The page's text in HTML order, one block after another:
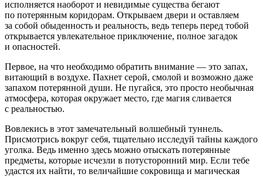
исполняется наоборот и невидимые существа бегают
по потерянным коридорам. Открываем двери и оставляем
за собой обыденность и реальность, ведь теперь перед тобой
открывается увлекательное приключение, полное загадок
и опасностей.
Первое, на что необходимо обратить внимание — это запах,
витающий в воздухе. Пахнет серой, смолой и возможно даже
запахом потерянной души. Не пугайся, это просто необычная
атмосфера, которая окружает место, где магия сливается
с реальностью.
Вовлекись в этот замечательный волшебный туннель.
Присмотрись вокруг себя, тщательно исследуй тайны каждого
уголка. Ведь именно здесь можно отыскать потерянные
предметы, которые исчезли в потусторонний мир. Если тебе
удастся их найти, то величайшие сокровища и магическая